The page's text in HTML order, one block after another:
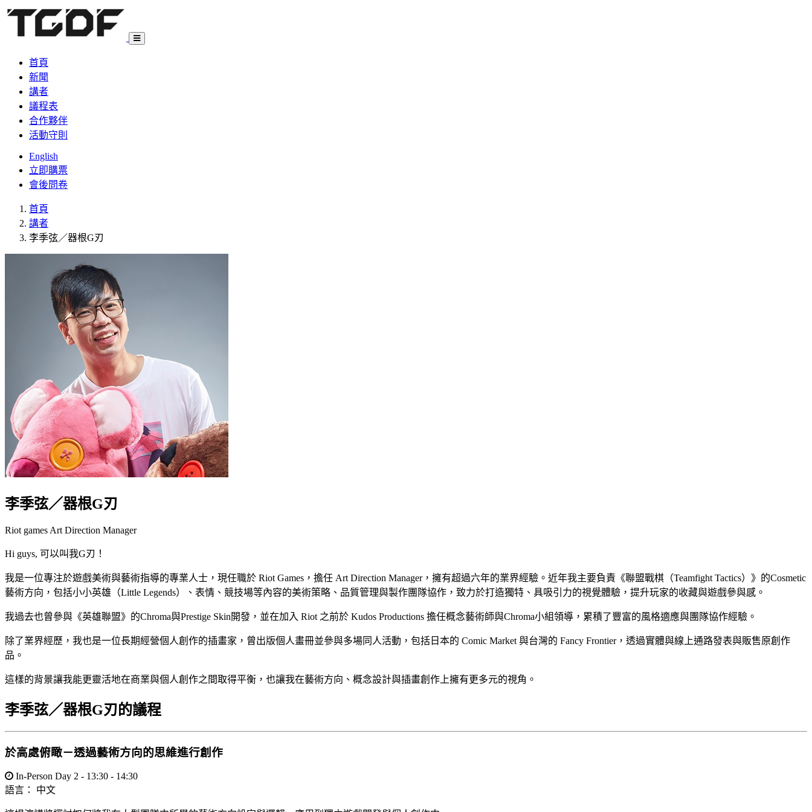
首頁
新聞
講者
議程表
合作夥伴
活動守則
English
立即購票
會後問卷
首頁
講者
李季弦／器根G刃
李季弦／器根G刃
Riot games Art Direction Manager
Hi guys, 可以叫我G刃！
我是一位專注於遊戲美術與藝術指導的專業人士，現任職於 Riot Games，擔任 Art Direction Manager，擁有超過六年的業界經驗。近年我主要負責《聯盟戰棋（Teamfight Tactics）》的Cosmetic
藝術方向，包括小小英雄（Little Legends）、表情、競技場等內容的美術策略、品質管理與製作團隊協作，致力於打造獨特、具吸引力的視覺體驗，提升玩家的收藏與遊戲參與感。
我過去也曾參與《英雄聯盟》的Chroma與Prestige Skin開發，並在加入 Riot 之前於 Kudos Productions 擔任概念藝術師與Chroma小組領導，累積了豐富的風格適應與團隊協作經驗。
除了業界經歷，我也是一位長期經營個人創作的插畫家，曾出版個人畫冊並參與多場同人活動，包括日本的 Comic Market 與台灣的 Fancy Frontier，透過實體與線上通路發表與販售原創作
品。
這樣的背景讓我能更靈活地在商業與個人創作之間取得平衡，也讓我在藝術方向、概念設計與插畫創作上擁有更多元的視角。
李季弦／器根G刃的議程
於高處俯瞰－透過藝術方向的思維進行創作
In-Person Day 2 - 13:30 - 14:30
語言： 中文